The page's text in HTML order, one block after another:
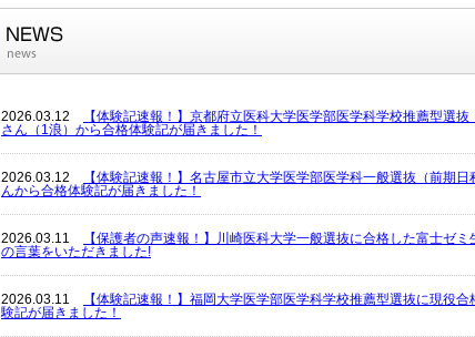
2026.03.12
【体験記速報！】京都府立医科大学医学部医学科学校推薦型選
さん（1浪）から合格体験記が届きました！
2026.03.12
【体験記速報！】名古屋市立大学医学部医学科一般選抜（前期
んから合格体験記が届きました！
2026.03.11
【保護者の声速報！】川崎医科大学一般選抜に合格した富士ゼ
の言葉をいただきました!
2026.03.11
【体験記速報！】福岡大学医学部医学科学校推薦型選抜に現役
験記が届きました！